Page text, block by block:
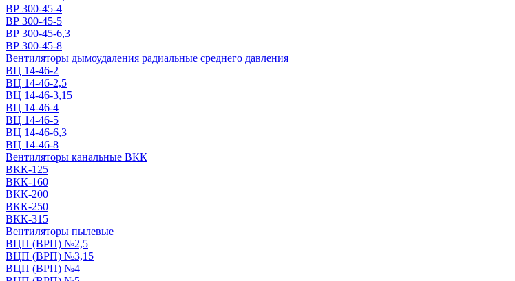
ВР 300-45-4
ВР 300-45-5
ВР 300-45-6,3
ВР 300-45-8
Вентиляторы дымоудаления радиальные среднего давления
ВЦ 14-46-2
ВЦ 14-46-2,5
ВЦ 14-46-3,15
ВЦ 14-46-4
ВЦ 14-46-5
ВЦ 14-46-6,3
ВЦ 14-46-8
Вентиляторы канальные ВКК
ВКК-125
ВКК-160
ВКК-200
ВКК-250
ВКК-315
Вентиляторы пылевые
ВЦП (ВРП) №2,5
ВЦП (ВРП) №3,15
ВЦП (ВРП) №4